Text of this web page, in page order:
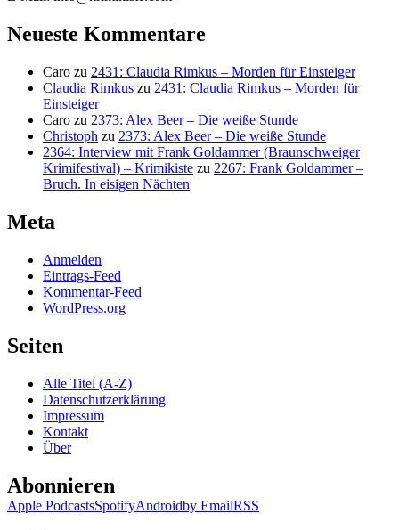
Neueste Kommentare
Caro zu 2431: Claudia Rimkus – Morden für Einsteiger
Claudia Rimkus zu 2431: Claudia Rimkus – Morden für
Einsteiger
Caro zu 2373: Alex Beer – Die weiße Stunde
Christoph zu 2373: Alex Beer – Die weiße Stunde
2364: Interview mit Frank Goldammer (Braunschweiger
Krimifestival) – Krimikiste zu 2267: Frank Goldammer –
Bruch. In eisigen Nächten
Meta
Anmelden
Eintrags-Feed
Kommentar-Feed
WordPress.org
Seiten
Alle Titel (A-Z)
Datenschutzerklärung
Impressum
Kontakt
Über
Abonnieren
Apple PodcastsSpotifyAndroidby EmailRSS